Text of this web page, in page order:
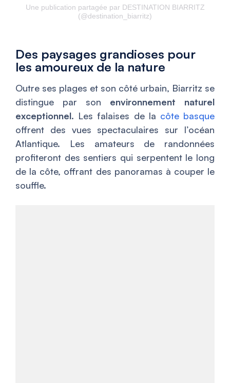
Une publication partagée par DESTINATION BIARRITZ
(@destination_biarritz)
Des paysages grandioses pour
les amoureux de la nature
Outre ses plages et son côté urbain, Biarritz se
distingue par son environnement naturel
exceptionnel. Les falaises de la côte basque
offrent des vues spectaculaires sur l’océan
Atlantique. Les amateurs de randonnées
profiteront des sentiers qui serpentent le long
de la côte, offrant des panoramas à couper le
souffle.